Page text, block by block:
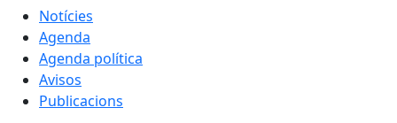
Notícies
Agenda
Agenda política
Avisos
Publicacions